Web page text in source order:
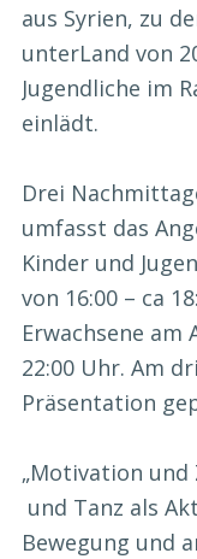
aus Syrien, zu
unterLand von
Jugendliche im
einlädt.
Drei
umfasst das
Kinder und
von 16:00 – ca
Erwachsene am
22:00 Uhr. Am
Präsentation
„Motivation und
und Tanz als
Bewegung und